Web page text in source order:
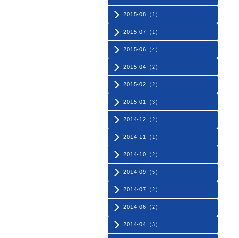
2015-08（1）
2015-07（1）
2015-06（4）
2015-04（2）
2015-02（2）
2015-01（3）
2014-12（2）
2014-11（1）
2014-10（2）
2014-09（5）
2014-07（2）
2014-06（2）
2014-04（3）